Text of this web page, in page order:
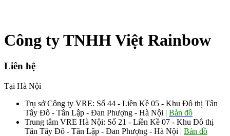
Công ty TNHH Việt Rainbow
Liên hệ
Tại Hà Nội
Trụ sở Công ty VRE: Số 44 - Liền Kề 05 - Khu Đô thị Tân
Tây Đô - Tân Lập - Đan Phượng - Hà Nội | Bản đồ
Trung tâm VRE Hà Nội: Số 21 - Liền Kề 07 - Khu Đô thị
Tân Tây Đô - Tân Lập - Đan Phượng - Hà Nội | Bản đồ